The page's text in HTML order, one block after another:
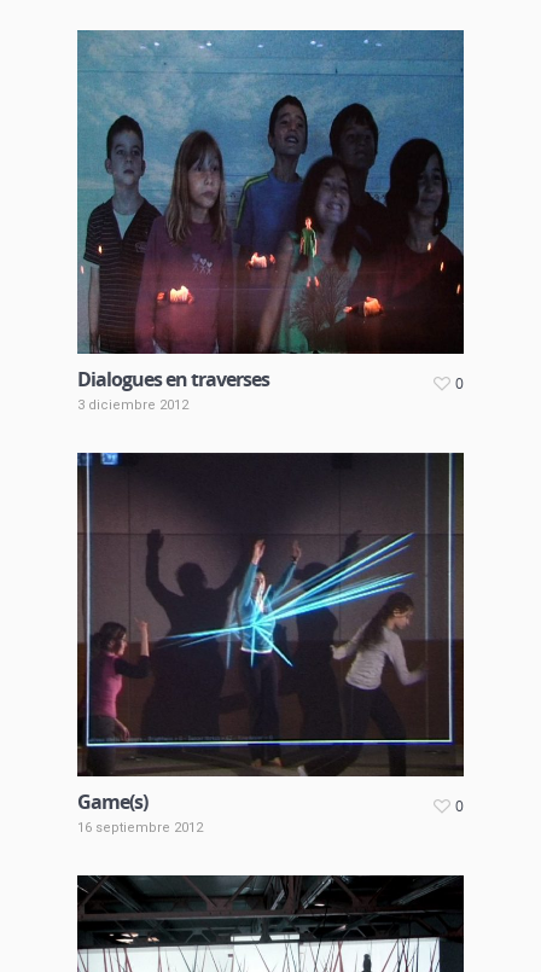
Dialogues en traverses
3 diciembre 2012
0
Game(s)
16 septiembre 2012
0